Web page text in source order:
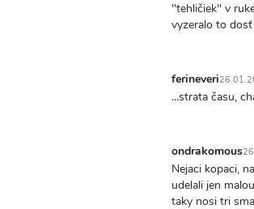
"tehličiek" v
vyzeralo to
ferineveri
...strata času,
ondrakomous
Nejaci kopaci,
udelali jen
taky nosi tri